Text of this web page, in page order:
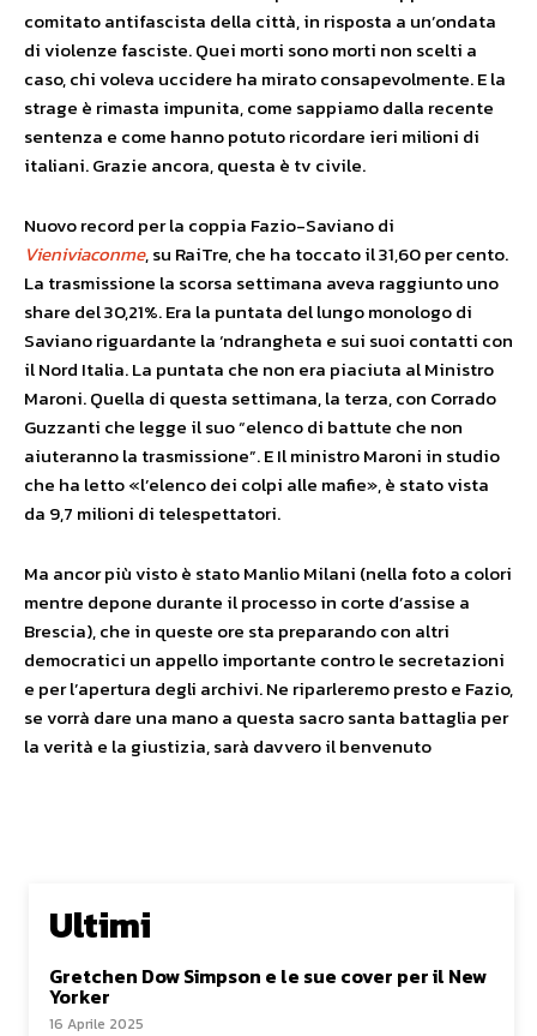
comitato antifascista della città, in risposta a un’ondata
di violenze fasciste. Quei morti sono morti non scelti a
caso, chi voleva uccidere ha mirato consapevolmente. E la
strage è rimasta impunita, come sappiamo dalla recente
sentenza e come hanno potuto ricordare ieri milioni di
italiani. Grazie ancora, questa è tv civile.
Nuovo record per la coppia Fazio-Saviano di
Vieniviaconme, su RaiTre, che ha toccato il 31,60 per cento.
La trasmissione la scorsa settimana aveva raggiunto uno
share del 30,21%. Era la puntata del lungo monologo di
Saviano riguardante la ‘ndrangheta e sui suoi contatti con
il Nord Italia. La puntata che non era piaciuta al Ministro
Maroni. Quella di questa settimana, la terza, con Corrado
Guzzanti che legge il suo “elenco di battute che non
aiuteranno la trasmissione”. E Il ministro Maroni in studio
che ha letto «l’elenco dei colpi alle mafie», è stato vista
da 9,7 milioni di telespettatori.
Ma ancor più visto è stato Manlio Milani (nella foto a colori
mentre depone durante il processo in corte d’assise a
Brescia), che in queste ore sta preparando con altri
democratici un appello importante contro le secretazioni
e per l’apertura degli archivi. Ne riparleremo presto e Fazio,
se vorrà dare una mano a questa sacro santa battaglia per
la verità e la giustizia, sarà davvero il benvenuto
Ultimi
Gretchen Dow Simpson e le sue cover per il New
Yorker
16 Aprile 2025